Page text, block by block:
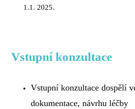
1.1. 2025.
Vstupní konzultace
Vstupní konzultace dospělí
dokumentace, návrhu léčby